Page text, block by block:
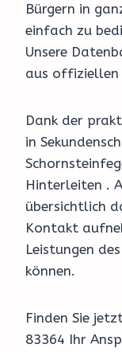
Bürgern in
einfach zu
Unsere
aus offiziellen
Dank der
in
Hinterleiten .
übersichtlich
Kontakt
Leistungen
können.
Finden Sie
83364 Ihr